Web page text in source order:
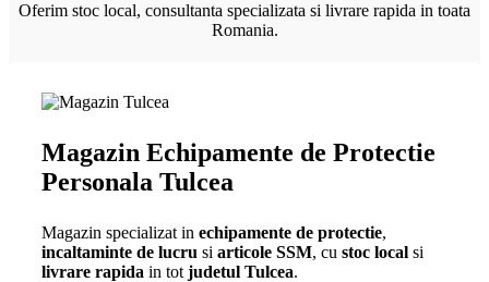
Oferim stoc local, consultanta specializata si livrare rapida in toata
Romania.
Magazin Echipamente de Protectie
Personala Tulcea
Magazin specializat inechipamente de protectie,
incaltaminte de lucru siarticole SSM, cu stoc local si
livrare rapida in totjudetul Tulcea.